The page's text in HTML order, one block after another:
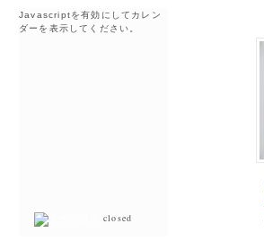
Javascriptを有効にしてカレン
ダーを表示してください。
closed